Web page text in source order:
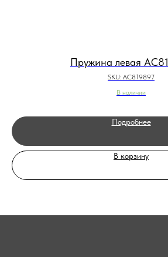
Пружина левая
SKU: AC819897
В наличии
Подробнее
В корзину